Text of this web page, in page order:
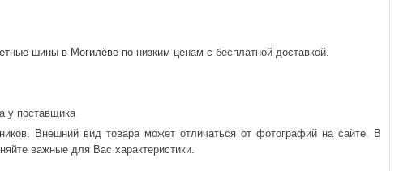
шины в Могилёве по низким ценам с бесплатной доставкой.
у поставщика
Внешний вид товара может отличаться от фотографий на сайте. В
важные для Вас характеристики.